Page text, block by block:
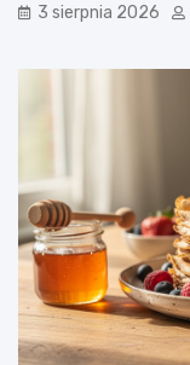
3 sierpnia 2026